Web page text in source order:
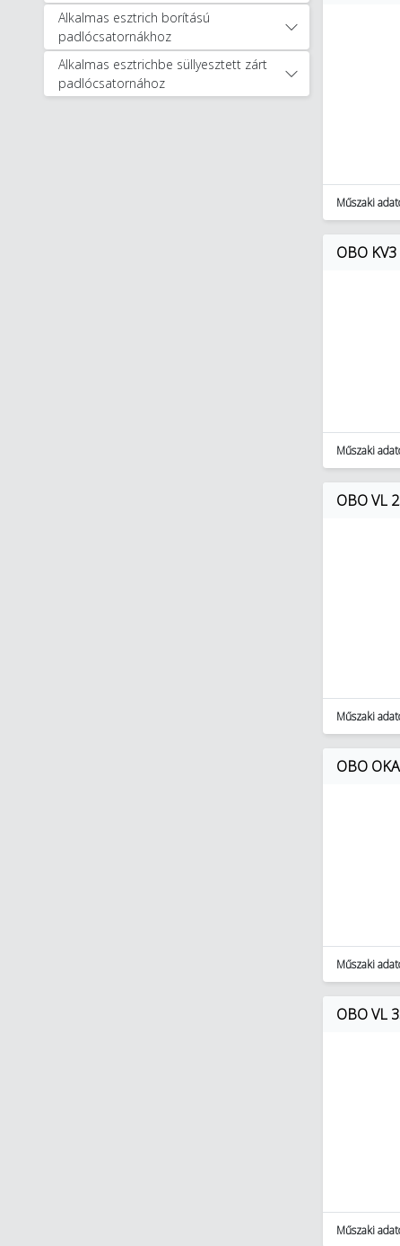
Alkalmas esztrich borítású
padlócsatornákhoz
Alkalmas esztrichbe süllyesztett zárt
padlócsatornához
Műszaki
OBO
Műszaki
OBO VL
Műszaki
OBO
Műszaki
OBO VL
Műszaki